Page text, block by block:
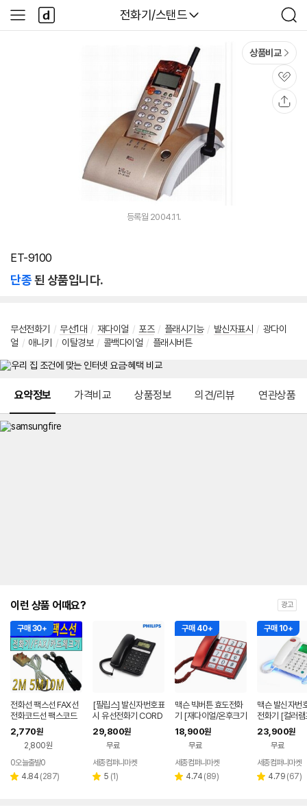
다나와
전화기/스탠드
검
색
사
이
다
나
와
상품비교
관
심
등록월 2004.11.
ET-9100
단종된 상품입니다.
무선전화기 / 무선1대 / 재다이얼 / 포즈 / 플래시기능 / 발신자표시 / 광다이
얼 / 애니키 / 이탈경보 / 콜백다이얼 / 플래시버튼
요약정보 가격비교 상품정보 의견/리뷰 연관상품
이런 상품 어때요? 광고
구매 30+
전화선 팩스선 FAX선
전화코드선 팩스코드
선 2M~10M 전화기
선
2,770원
2,800원
0오늘출발0
별 4.84 리
(287)
[필립스] 발신자번호표
시 유선전화기 CORD
026
29,800원
무료
세종컴퍼니마켓
별 5 리
(1)
구매 40+
맥슨 빅버튼 효도전화
기 [재다이얼/온후크기
능] 빅버튼
18,900원
무료
세종컴퍼니마켓
별 4.74 리
(89)
구매 10+
맥슨 발신자번
전화기 [컬러램
대]
23,900원
무료
세종컴퍼니마켓
별 4.79 리
(67)